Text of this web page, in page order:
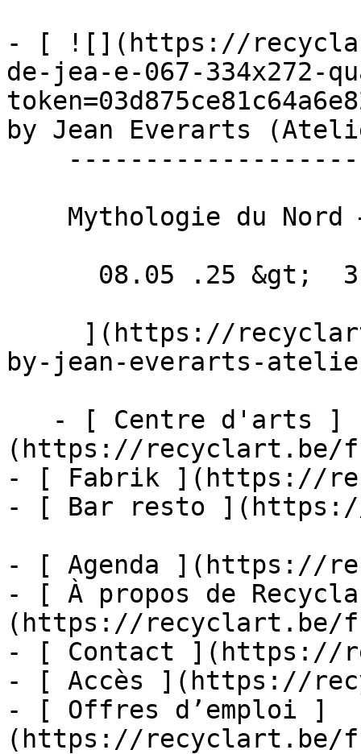
- [ ![](https://
de-jea-e-067-334x272-
by Jean Everarts
by-jean-everarts-
(https://recyclart.be/
- [ Fabrik ](https://
- [ Bar resto
- [ Agenda ](https://
- [ À propos de
(https://recyclart.be/
- [ Contact ](https://
- [ Accès ](https://
- [ Offres d’emploi ]
(https://recyclart.be/